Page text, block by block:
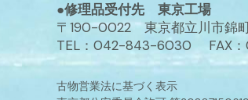
●修理品受付先 東京工場
〒190-0022 東京都立川市錦
TEL：042-843-6030 FAX
古物営業法に基づく表示